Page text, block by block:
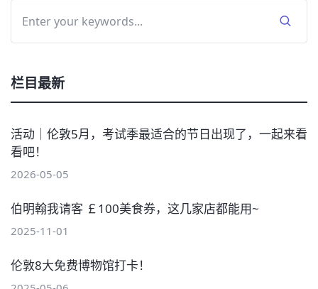
栏目最新
活动｜伦敦5月，考试季最适合的节日出现了，一起来看
看吧！
2026-05-05
伯明翰我请客 ￡100美食券，这几家店都能用~
2025-11-01
伦敦8大免费博物馆打卡！